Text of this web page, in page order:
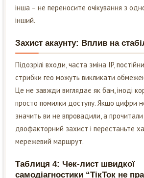
інша – не переносите очікування з
інший.
Захист акаунту: Вплив на
Підозрілі входи, часта зміна IP,
стрибки гео можуть викликати
Це не завжди виглядає як бан, іноді
просто помилки доступу. Якщо цифри
значить ви не впровадили, а прочитали
двофакторний захист і перестаньте
мережевий маршрут.
Таблиця 4: Чек-лист швидкої
самодіагностики “ТікТок не